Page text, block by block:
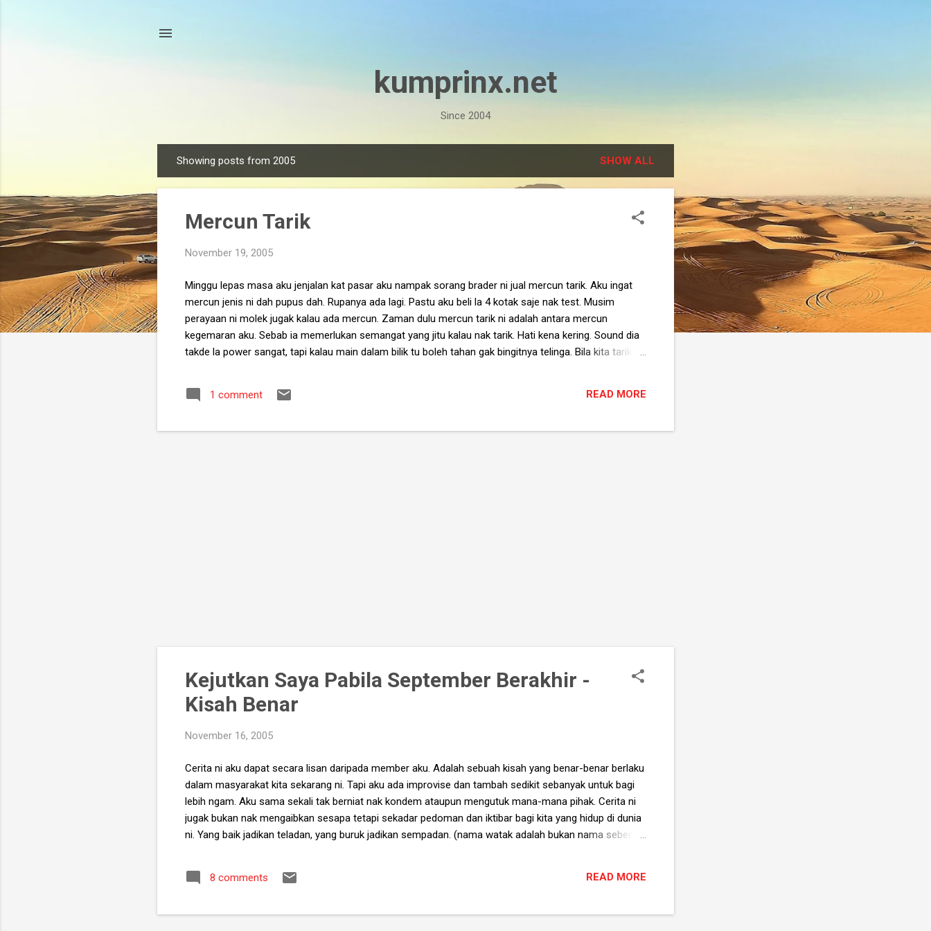
kumprinx.net
Since 2004
o
Showing posts from 2005 SHOW ALL
Mercun Tarik
November 19, 2005
Minggu lepas masa aku jenjalan kat pasar aku nampak sorang brader ni jual mercun tarik. Aku ingat
mercun jenis ni dah pupus dah. Rupanya ada lagi. Pastu aku beli la 4 kotak saje nak test. Musim
perayaan ni molek jugak kalau ada mercun. Zaman dulu mercun tarik ni adalah antara mercun
kegemaran aku. Sebab ia memerlukan semangat yang jitu kalau nak tarik. Hati kena kering. Sound dia
takde la power sangat, tapi kalau main dalam bilik tu boleh tahan gak bingitnya telinga. Bila kita tarik
mercun tarik ni selain dari buat bising, ia jugak adalah satu peralatan prank yang menarik. Masa aku
yang kena sudah tentu tak best dan mampu menyebabkan pergaduhan. Bebudak zaman skang ni ada
1 comment READ MORE
Kejutkan Saya Pabila September Berakhir -
Kisah Benar
November 16, 2005
Cerita ni aku dapat secara lisan daripada member aku. Adalah sebuah kisah yang benar-benar berlaku
dalam masyarakat kita sekarang ni. Tapi aku ada improvise dan tambah sedikit sebanyak untuk bagi
lebih ngam. Aku sama sekali tak berniat nak kondem ataupun mengutuk mana-mana pihak. Cerita ni
jugak bukan nak mengaibkan sesapa tetapi sekadar pedoman dan iktibar bagi kita yang hidup di dunia
ni. Yang baik jadikan teladan, yang buruk jadikan sempadan. (nama watak adalah bukan nama sebenar.
seorang lelaki berbaring di bawah katil usang.. "Kepala hotak dia, boleh blah. Kau dah banyak buat silap
kat aku, kau la mintak maaf ngan aku, bukan aku mintak maap ngan kau. Keturunan aku tak penah
bapak aku tak penah mintak maap. Bapak kepada datuk kepada moyang aku kepada bapak aku, bapak
8 comments READ MORE